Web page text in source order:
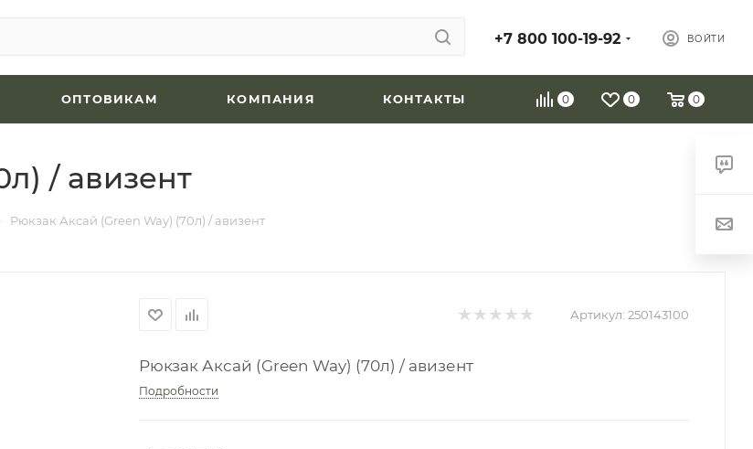
+7 800 100-19-92 ВОЙТИ
0 0 0
ОПТОВИКАМ КОМПАНИЯ КОНТАКТЫ
/ авизент
Рюкзак Аксай (Green Way) (70л) / авизент
Артикул: 250143100
Рюкзак Аксай (Green Way) (70л) / авизент
Подробности